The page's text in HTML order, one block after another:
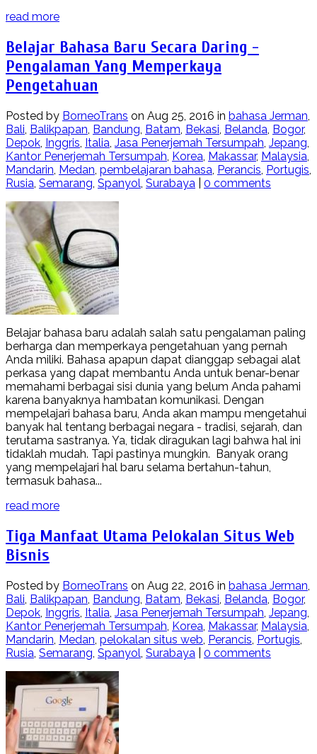
read more
Belajar Bahasa Baru Secara Daring -
Pengalaman Yang Memperkaya
Pengetahuan
Posted by BorneoTrans on Aug 25, 2016 in bahasa Jerman,
Bali, Balikpapan, Bandung, Batam, Bekasi, Belanda, Bogor,
Depok, Inggris, Italia, Jasa Penerjemah Tersumpah, Jepang,
Kantor Penerjemah Tersumpah, Korea, Makassar, Malaysia,
Mandarin, Medan, pembelajaran bahasa, Perancis, Portugis,
Rusia, Semarang, Spanyol, Surabaya 0 comments
Belajar bahasa baru adalah salah satu pengalaman paling
berharga dan memperkaya pengetahuan yang pernah
Anda miliki. Bahasa apapun dapat dianggap sebagai alat
perkasa yang dapat membantu Anda untuk benar-benar
memahami berbagai sisi dunia yang belum Anda pahami
karena banyaknya hambatan komunikasi. Dengan
mempelajari bahasa baru, Anda akan mampu mengetahui
banyak hal tentang berbagai negara - tradisi, sejarah, dan
terutama sastranya. Ya, tidak diragukan lagi bahwa hal ini
tidaklah mudah. Tapi pastinya mungkin. Banyak orang
yang mempelajari hal baru selama bertahun-tahun,
termasuk bahasa...
read more
Tiga Manfaat Utama Pelokalan Situs Web
Bisnis
Posted by BorneoTrans on Aug 22, 2016 in bahasa Jerman,
Bali, Balikpapan, Bandung, Batam, Bekasi, Belanda, Bogor,
Depok, Inggris, Italia, Jasa Penerjemah Tersumpah, Jepang,
Kantor Penerjemah Tersumpah, Korea, Makassar, Malaysia,
Mandarin, Medan, pelokalan situs web, Perancis, Portugis,
Rusia, Semarang, Spanyol, Surabaya 0 comments